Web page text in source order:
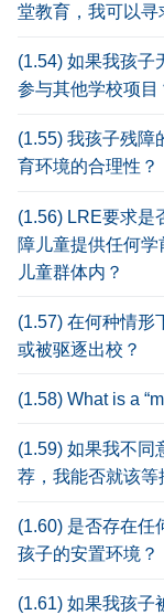
堂教育，我可以寻
(1.54) 如果我孩子
参与其他学校项目
(1.55) 我孩子残障
育环境的合理性？
(1.56) LRE要求是
障儿童提供任何
儿童群体内？
(1.57) 在何种情形
或被驱逐出校？
(1.58) What is a
(1.59) 如果我不同
荐，我能否就该等
(1.60) 是否存在任
孩子的安置环境？
(1.61) 如果我孩子